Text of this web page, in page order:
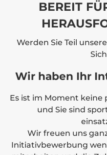
BEREIT
Werden Sie Teil
Wir haben Ihr
Es ist im Moment keine
und Sie sind
Wir freuen uns
Initiativbewerbung